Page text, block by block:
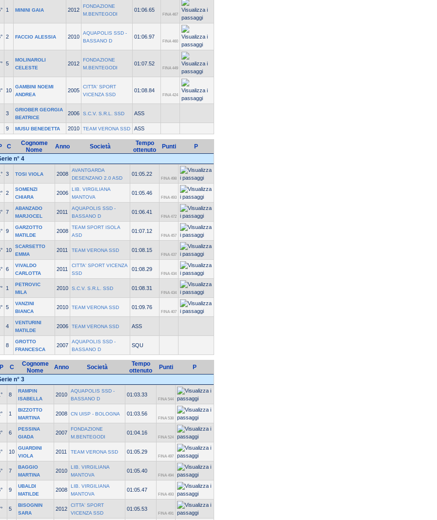
1 MININI GAIA 2012
FONDAZIONE
M.BENTEGODI
01:06.65
FINA 467
2 FACCIO ALESSIA 2010
AQUAPOLIS SSD -
BASSANO D
01:06.97
FINA 460
5
MOLINAROLI
CELESTE
2012
FONDAZIONE
M.BENTEGODI
01:07.52
FINA 449
10
GAMBINI NOEMI
ANDREA
2005
CITTA' SPORT
VICENZA SSD
01:08.84
FINA 424
3
GRIOBER GEORGIA
BEATRICE
2006 S.C.V. S.R.L. SSD ASS
9 MUSU BENEDETTA 2010 TEAM VERONA SSD ASS
C
Cognome
Nome
Anno Società
Tempo
ottenuto
Punti
P
n° 4
3 TOSI VIOLA 2008
AVANTGARDA
DESENZANO 2.0 ASD
01:05.22
FINA 498
2
SOMENZI
CHIARA
2006
LIB. VIRGILIANA
MANTOVA
01:05.46
FINA 493
7
ABANZADO
MARJOCEL
2011
AQUAPOLIS SSD -
BASSANO D
01:06.41
FINA 472
9
GARZOTTO
MATILDE
2008
TEAM SPORT ISOLA
ASD
01:07.12
FINA 457
10
SCARSETTO
EMMA
2011 TEAM VERONA SSD 01:08.15
FINA 437
6
VIVALDO
CARLOTTA
2011
CITTA' SPORT VICENZA
SSD
01:08.29
FINA 434
1
PETROVIC
MILA
2010 S.C.V. S.R.L. SSD 01:08.31
FINA 434
5
VANZINI
BIANCA
2010 TEAM VERONA SSD 01:09.76
FINA 407
4
VENTURINI
MATILDE
2006 TEAM VERONA SSD ASS
8
GROTTO
FRANCESCA
2007
AQUAPOLIS SSD -
BASSANO D
SQU
P C
Cognome
Nome
Anno Società
Tempo
ottenuto
Punti
P
n° 3
8
RAMPIN
ISABELLA
2010
AQUAPOLIS SSD -
BASSANO D
01:03.33
FINA 544
1
BIZZOTTO
MARTINA
2008 CN UISP - BOLOGNA 01:03.56
FINA 538
6
PESSINA
GIADA
2007
FONDAZIONE
M.BENTEGODI
01:04.16
FINA 524
10
GUARDINI
VIOLA
2011 TEAM VERONA SSD 01:05.29
FINA 497
7
BAGGIO
MARTINA
2010
LIB. VIRGILIANA
MANTOVA
01:05.40
FINA 494
9
UBALDI
MATILDE
2008
LIB. VIRGILIANA
MANTOVA
01:05.47
FINA 493
5
BISOGNIN
SARA
2012
CITTA' SPORT
VICENZA SSD
01:05.53
FINA 491